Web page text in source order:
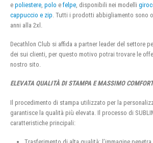
e poliestere polo e felpe , disponibili nei modelli
cappuccio e zip . Tutti i prodotti abbigliamento sono
anni alla 2xl.
Decathlon Club si affida a partner leader del settore
dei sui clienti, per questo motivo potrai trovare le
nostro sito.
ELEVATA QUALITÀ DI STAMPA E MASSIMO
Il procedimento di stampa utilizzato per la
garantisce la qualità più elevata. Il processo di
caratteristiche principali: